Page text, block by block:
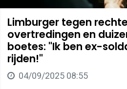
Limburger tegen
overtredingen en
boetes: "Ik ben ex-
rijden!"
04/09/2025 08:55